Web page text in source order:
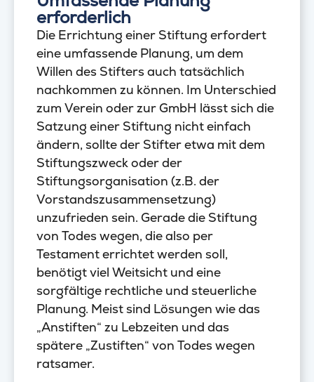
erforderlich
Die Errichtung einer Stiftung erfordert
eine umfassende Planung, um dem
Willen des Stifters auch tatsächlich
nachkommen zu können. Im Unterschied
zum Verein oder zur GmbH lässt sich die
Satzung einer Stiftung nicht einfach
ändern, sollte der Stifter etwa mit dem
Stiftungszweck oder der
Stiftungsorganisation (z.B. der
Vorstandszusammensetzung)
unzufrieden sein. Gerade die Stiftung
von Todes wegen, die also per
Testament errichtet werden soll,
benötigt viel Weitsicht und eine
sorgfältige rechtliche und steuerliche
Planung. Meist sind Lösungen wie das
„Anstiften“ zu Lebzeiten und das
spätere „Zustiften“ von Todes wegen
ratsamer.